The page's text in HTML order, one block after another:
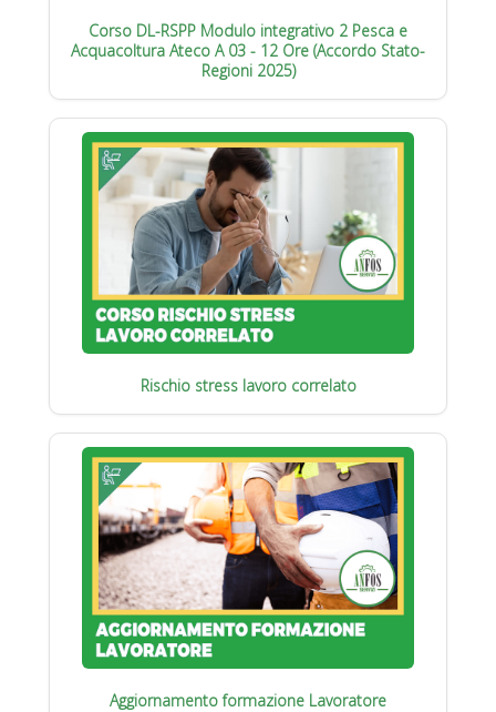
Corso DL-RSPP Modulo integrativo 2 Pesca e
Acquacoltura Ateco A 03 - 12 Ore (Accordo Stato-
Regioni 2025)
Rischio stress lavoro correlato
Aggiornamento formazione Lavoratore